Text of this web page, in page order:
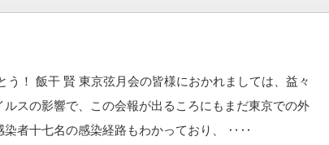
！ 飯干 賢 東京弦月会の皆様におかれましては、益々
スの影響で、この会報が出るころにもまだ東京での外
染者十七名の感染経路もわかっており、 ‥‥